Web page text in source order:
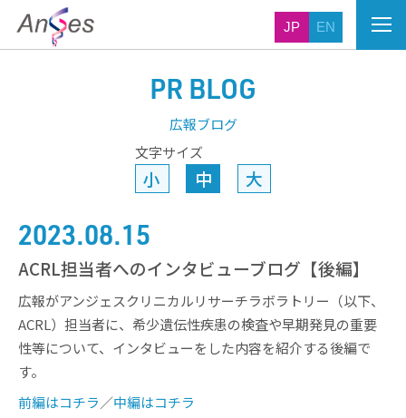
JP EN
PR BLOG
広報ブログ
文字サイズ
小 中 大
2023.08.15
ACRL担当者へのインタビューブログ【後編】
広報がアンジェスクリニカルリサーチラボラトリー（以下、
ACRL）担当者に、希少遺伝性疾患の検査や早期発見の重要
性等について、インタビューをした内容を紹介する後編で
す。
前編はコチラ／中編はコチラ